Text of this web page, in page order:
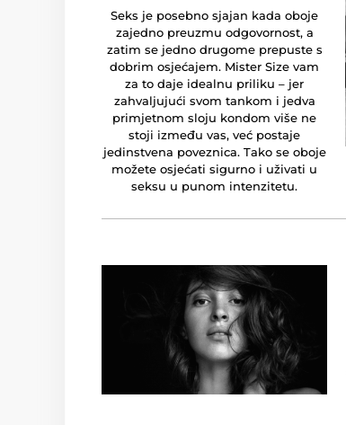
Seks je posebno sjajan kada oboje
zajedno preuzmu odgovornost, a
zatim se jedno drugome prepuste s
dobrim osjećajem. Mister Size vam
za to daje idealnu priliku – jer
zahvaljujući svom tankom i jedva
primjetnom sloju kondom više ne
stoji između vas, već postaje
jedinstvena poveznica. Tako se oboje
možete osjećati sigurno i uživati u
seksu u punom intenzitetu.